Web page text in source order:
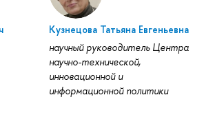
Кузнецова Татьяна Евгеньевна
научный руководитель Центра
научно-технической,
инновационной и
информационной политики